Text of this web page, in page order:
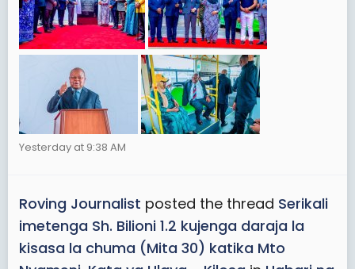
Yesterday at 9:38 AM
Roving Journalist posted the thread Serikali
imetenga Sh. Bilioni 1.2 kujenga daraja la
kisasa la chuma (Mita 30) katika Mto